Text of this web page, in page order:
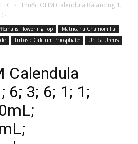
Thuốc OHM Calendula Balancing 1;
Flowering Top
Matricaria Chamomilla
Tribasic Calcium Phosphate Urtica Urens
Calendula
6; 3; 6; 1; 1;